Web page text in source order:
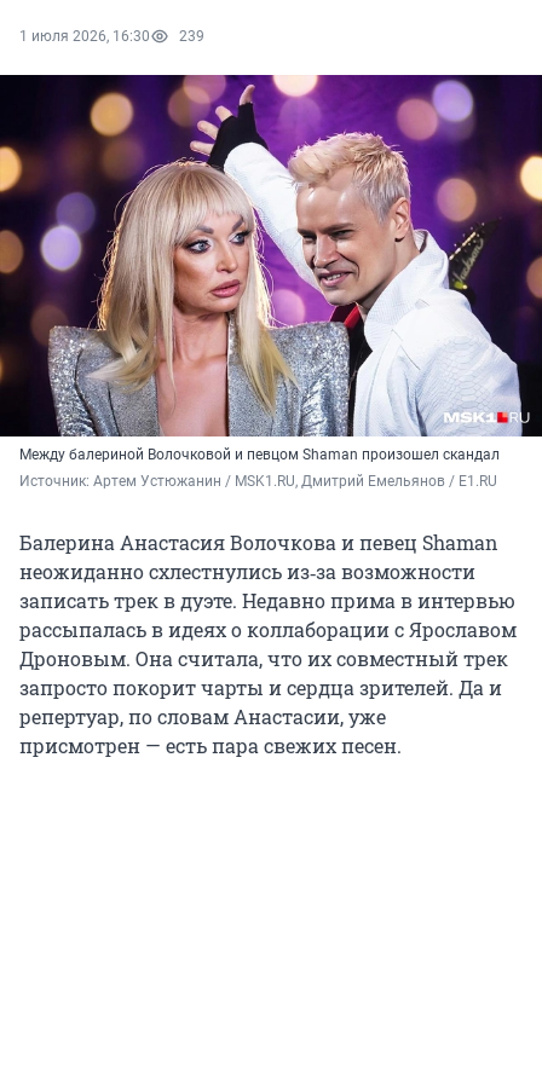
1 июля 2026, 16:30 239
Между балериной Волочковой и певцом Shaman произошел скандал
Источник: Артем Устюжанин / MSK1.RU, Дмитрий Емельянов / E1.RU
Балерина Анастасия Волочкова и певец Shaman
неожиданно схлестнулись из‑за возможности
записать трек в дуэте. Недавно прима в интервью
рассыпалась в идеях о коллаборации с Ярославом
Дроновым. Она считала, что их совместный трек
запросто покорит чарты и сердца зрителей. Да и
репертуар, по словам Анастасии, уже
присмотрен — есть пара свежих песен.